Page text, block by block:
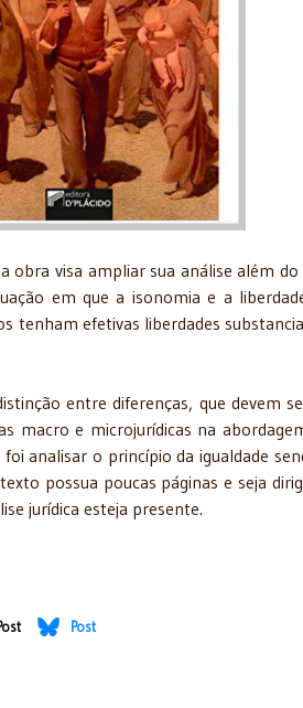
obra visa ampliar sua análise além
em que a isonomia e a
tenham efetivas liberdades
entre diferenças, que devem
macro e microjurídicas na
analisar o princípio da igualdade
possua poucas páginas e seja
jurídica esteja presente.
Post
Pública no Brasil